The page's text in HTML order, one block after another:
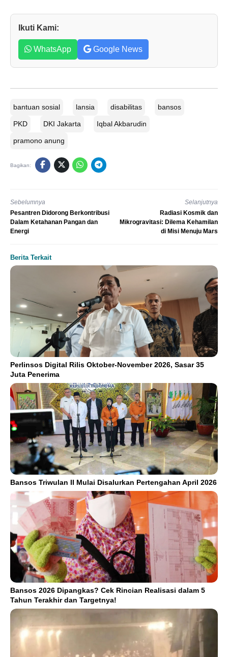
Ikuti Kami:
WhatsApp Google News
bantuan sosial lansia disabilitas bansos
PKD DKI Jakarta Iqbal Akbarudin
pramono anung
Bagikan:
Sebelumnya
Pesantren Didorong Berkontribusi
Dalam Ketahanan Pangan dan
Energi
Selanjutnya
Radiasi Kosmik dan
Mikrogravitasi: Dilema Kehamilan
di Misi Menuju Mars
Berita Terkait
Perlinsos Digital Rilis Oktober-November 2026, Sasar 35
Juta Penerima
Bansos Triwulan II Mulai Disalurkan Pertengahan April 2026
Bansos 2026 Dipangkas? Cek Rincian Realisasi dalam 5
Tahun Terakhir dan Targetnya!